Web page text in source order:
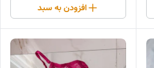
افزودن به سبد